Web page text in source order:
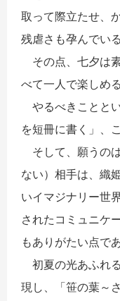
取って際立たせ、
残虐さも孕んでい
その点、七夕は
べて一人で楽しめる
やるべきことと
を短冊に書く」、
そして、願うの
ない）相手は、織
いイマジナリー世
されたコミュニケ
もありがたい点であ
初夏の光あふれ
現し、「笹の葉～